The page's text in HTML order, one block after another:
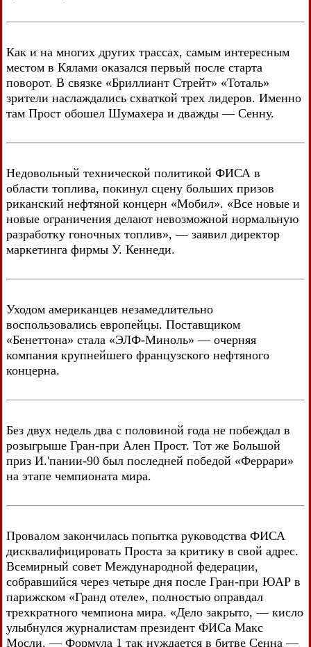
Как и на многих других трассах, самым интересным
местом в Кялами оказался первый после старта
поворот. В связке «Бриллиант Стрейт» «Тоталь»
зрители наслаждались схваткой трех лидеров. Именно
там Прост обошел Шумахера и дважды — Сенну.
Недовольный технической политикой ФИСА в
области топлива, покинул сцену больших призов
риканский нефтяной концерн «Мобил». «Все новые и
новые ограничения делают невозможной нормальную
разработку гоночных топлив», — заявил директор
маркетинга фирмы У. Кеннеди.
Уходом американцев незамедлительно
воспользовались европейцы. Поставщиком
«Бенеттона» стала «ЭЛФ-Миноль» — очерняя
компания крупнейшего французского нефтяного
концерна.
Без двух недель два с половиной года не побеждал в
розыгрыше Гран-при Ален Прост. Тот же Большой
приз И.'пании-90 был последней победой «Феррари»
на этапе чемпионата мира.
Провалом закончилась попытка руководства ФИСА
дисквалифицировать Проста за критику в свой адрес.
Всемирный совет Международной федерации,
собравшийся через четыре дня после Гран-при ЮАР в
парижском «Гранд отеле», полностью оправдал
трехкратного чемпиона мира. «Дело закрыто, — кисло
улыбнулся журналистам президент ФИСа Макс
Мосли. — Формула 1 так нуждается в битве Сенна —